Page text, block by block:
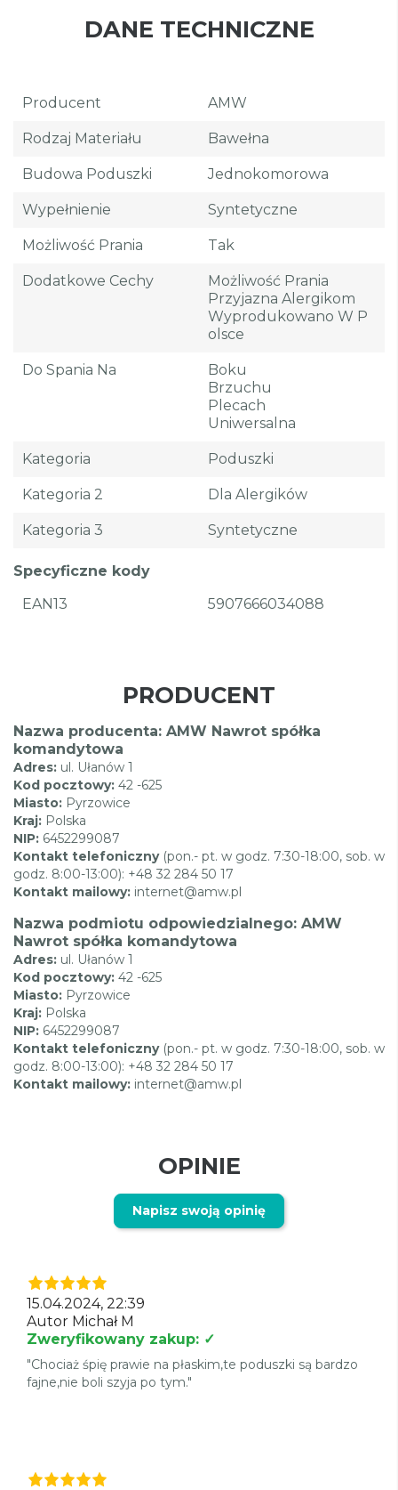
DANE TECHNICZNE
Producent AMW
Rodzaj Materiału Bawełna
Budowa Poduszki Jednokomorowa
Wypełnienie Syntetyczne
Możliwość Prania Tak
Dodatkowe Cechy
Możliwość Prania
Przyjazna Alergikom
Wyprodukowano W P
Olsce
Do Spania Na
Boku
Brzuchu
Plecach
Uniwersalna
Kategoria Poduszki
Kategoria 2 Dla Alergików
Kategoria 3 Syntetyczne
Specyficzne kody
EAN13
5907666034088
PRODUCENT
Nazwa producenta: AMW Nawrot spółka
komandytowa
Adres: ul. Ułanów 1
Kod pocztowy: 42 -625
Miasto: Pyrzowice
Kraj: Polska
NIP: 6452299087
Kontakt telefoniczny(pon.- pt. w godz. 7:30-18:00, sob. w
godz. 8:00-13:00): +48 32 284 50 17
Kontakt mailowy: internet@amw.pl
Nazwa podmiotu odpowiedzialnego: AMW
Nawrot spółka komandytowa
Adres: ul. Ułanów 1
Kod pocztowy: 42 -625
Miasto: Pyrzowice
Kraj: Polska
NIP: 6452299087
Kontakt telefoniczny(pon.- pt. w godz. 7:30-18:00, sob. w
godz. 8:00-13:00): +48 32 284 50 17
Kontakt mailowy: internet@amw.pl
OPINIE
Napisz swoją opinię
15.04.2024, 22:39
Autor Michał M
Zweryfikowany zakup: ✓
"Chociaż śpię prawie na płaskim,te poduszki są bardzo
fajne,nie boli szyja po tym."